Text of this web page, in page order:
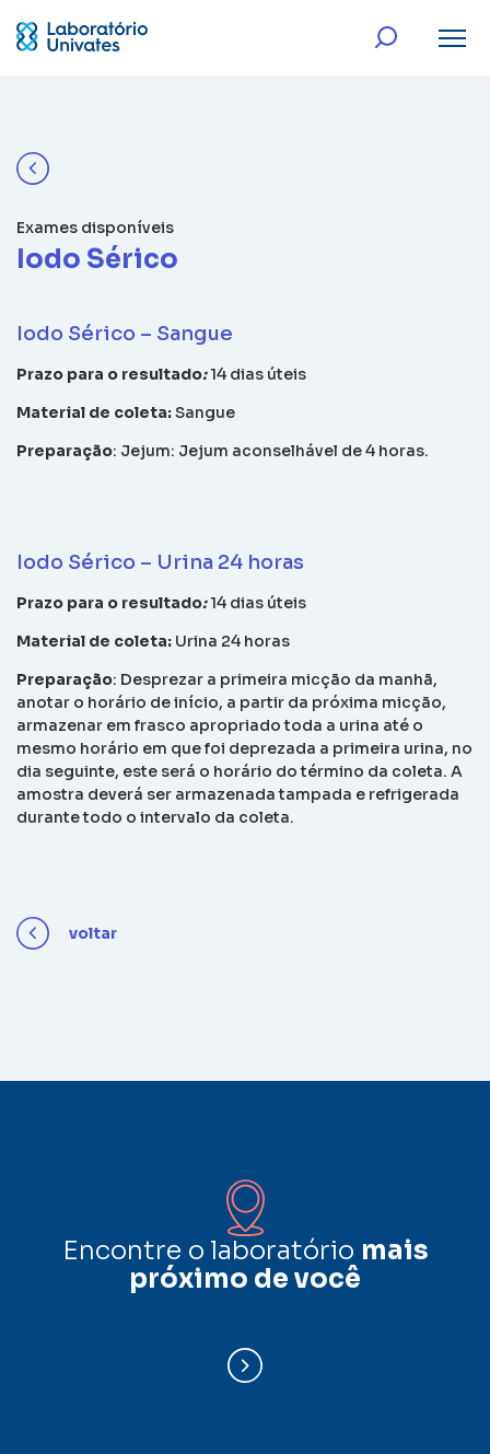
Exames disponíveis
Iodo Sérico
Iodo Sérico – Sangue
Prazo para o resultado:14 dias úteis
Material de coleta:Sangue
Preparação: Jejum: Jejum aconselhável de 4 horas.
Iodo Sérico – Urina 24 horas
Prazo para o resultado:14 dias úteis
Material de coleta: Urina 24 horas
Preparação: Desprezar a primeira micção da manhã,
anotar o horário de início, a partir da próxima micção,
armazenar em frasco apropriado toda a urina até o
mesmo horário em que foi deprezada a primeira urina, no
dia seguinte, este será o horário do término da coleta. A
amostra deverá ser armazenada tampada e refrigerada
durante todo o intervalo da coleta.
voltar
Encontre o laboratório mais
próximo de você